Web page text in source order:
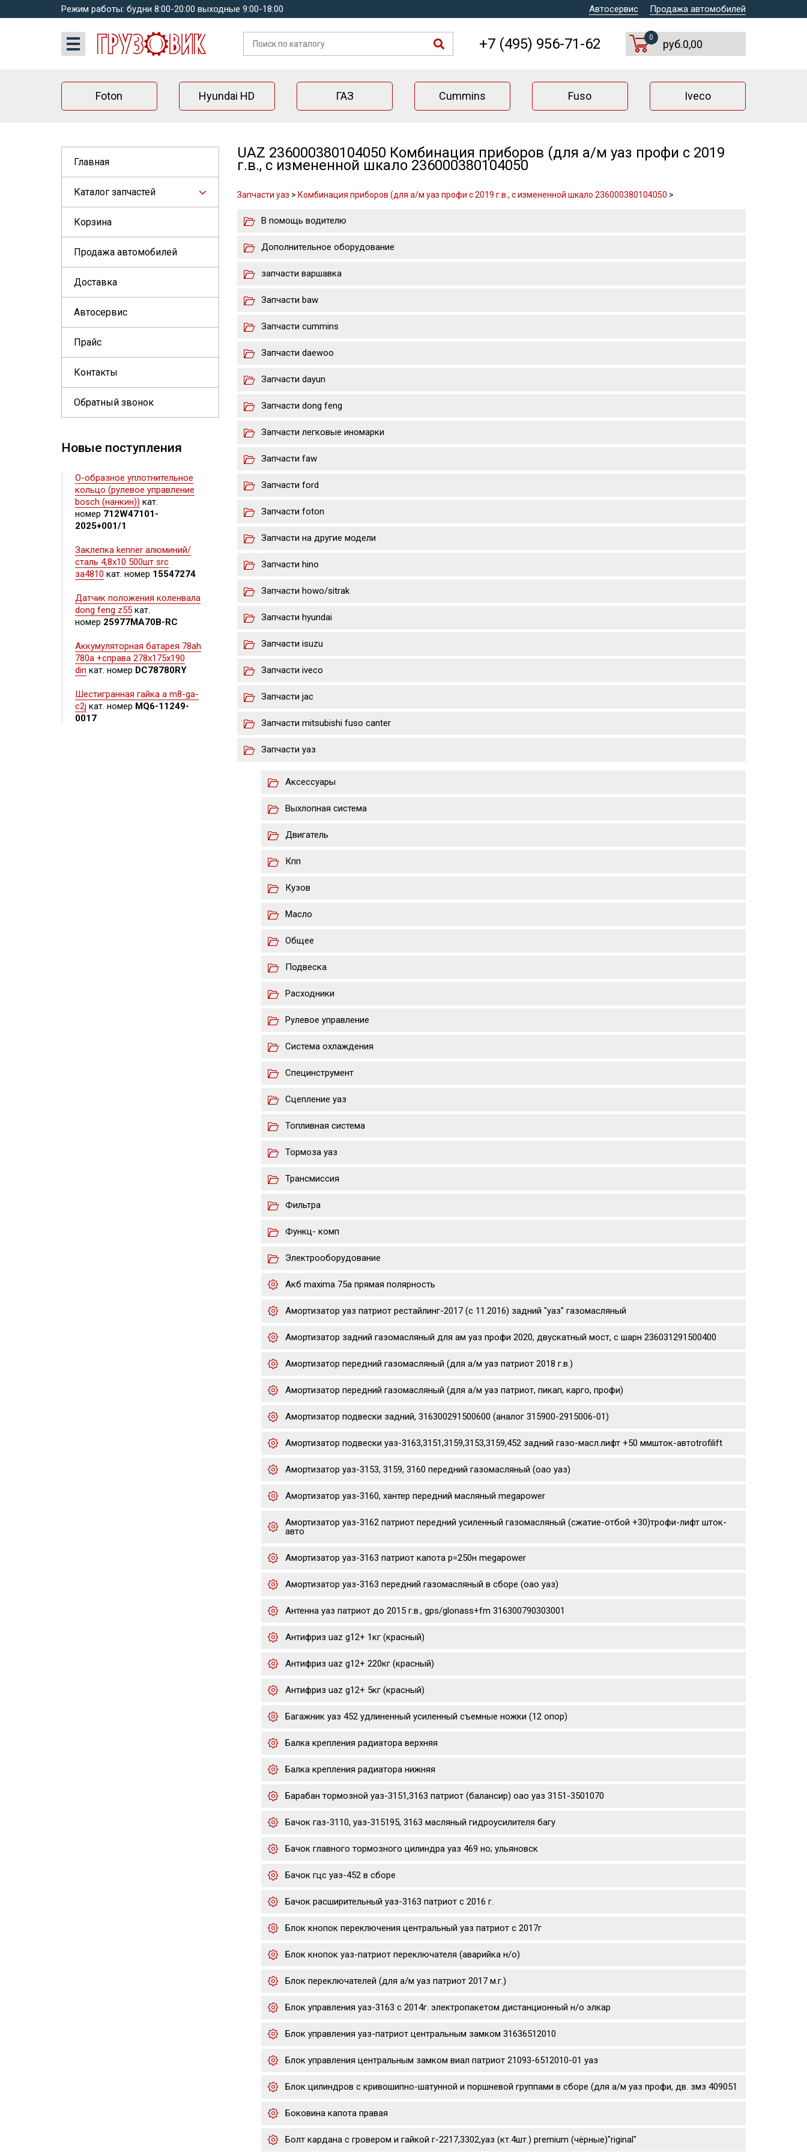
Режим работы: будни 8:00-20:00 выходные 9:00-18:00 Автосервис Продажа автомобилей
+7 (495) 956-71-62 0
руб.0,00
Foton Hyundai HD ГАЗ Cummins Fuso Iveco
Главная
Каталог запчастей
Корзина
Продажа автомобилей
Доставка
Автосервис
Прайс
Контакты
Обратный звонок
Новые поступления
О-образное уплотнительное
кольцо (рулевое управление
bosch (нанкин)) кат.
номер 712W47101-
2025+001/1
Заклепка kenner алюминий/
сталь 4,8х10 500шт src
за4810 кат. номер 15547274
Датчик положения коленвала
dong feng z55 кат.
номер 25977MA70B-RC
Аккумуляторная батарея 78ah
780a +справа 278x175x190
din кат. номер DC78780RY
Шестигранная гайка а m8-ga-
c2j кат. номер MQ6-11249-
0017
UAZ 236000380104050 Комбинация приборов (для а/м уаз профи с 2019
г.в., с измененной шкало 236000380104050
Запчасти уаз > Комбинация приборов (для а/м уаз профи с 2019 г.в., с измененной шкало 236000380104050 >
В помощь водителю
Дополнительное оборудование
запчасти варшавка
Запчасти baw
Запчасти cummins
Запчасти daewoo
Запчасти dayun
Запчасти dong feng
Запчасти легковые иномарки
Запчасти faw
Запчасти ford
Запчасти foton
Запчасти на другие модели
Запчасти hino
Запчасти howo/sitrak
Запчасти hyundai
Запчасти isuzu
Запчасти iveco
Запчасти jac
Запчасти mitsubishi fuso canter
Запчасти уаз
Аксессуары
Выхлопная система
Двигатель
Кпп
Кузов
Масло
Общее
Подвеска
Расходники
Рулевое управление
Система охлаждения
Специнструмент
Сцепление уаз
Топливная система
Тормоза уаз
Трансмиссия
Фильтра
Функц- комп
Электрооборудование
Акб maxima 75a прямая полярность
Амортизатор уаз патриот рестайлинг-2017 (с 11.2016) задний "уаз" газомасляный
Амортизатор задний газомасляный для ам уаз профи 2020, двускатный мост, с шарн 236031291500400
Амортизатор передний газомасляный (для а/м уаз патриот 2018 г.в.)
Амортизатор передний газомасляный (для а/м уаз патриот, пикап, карго, профи)
Амортизатор подвески задний, 316300291500600 (аналог 315900-2915006-01)
Амортизатор подвески уаз-3163,3151,3159,3153,3159,452 задний газо-масл.лифт +50 ммшток-автоtrofilift
Амортизатор уаз-3153, 3159, 3160 передний газомасляный (оао уаз)
Амортизатор уаз-3160, хантер передний масляный megapower
Амортизатор уаз-3162 патриот передний усиленный газомасляный (сжатие-отбой +30)трофи-лифт шток-
авто
Амортизатор уаз-3163 патриот капота р=250н megapower
Амортизатор уаз-3163 передний газомасляный в сборе (оао уаз)
Антенна уаз патриот до 2015 г.в., gps/glonass+fm 316300790303001
Антифриз uaz g12+ 1кг (красный)
Антифриз uaz g12+ 220кг (красный)
Антифриз uaz g12+ 5кг (красный)
Багажник уаз 452 удлиненный усиленный съемные ножки (12 опор)
Балка крепления радиатора верхняя
Балка крепления радиатора нижняя
Барабан тормозной уаз-3151,3163 патриот (балансир) оао уаз 3151-3501070
Бачок газ-3110, уаз-315195, 3163 масляный гидроусилителя багу
Бачок главного тормозного цилиндра уаз 469 но; ульяновск
Бачок гцс уаз-452 в сборе
Бачок расширительный уаз-3163 патриот с 2016 г.
Блок кнопок переключения центральный уаз патриот с 2017г
Блок кнопок уаз-патриот переключателя (аварийка н/о)
Блок переключателей (для а/м уаз патриот 2017 м.г.)
Блок управления уаз-3163 с 2014г. электропакетом дистанционный н/о элкар
Блок управления уаз-патриот центральным замком 31636512010
Блок управления центральным замком виал патриот 21093-6512010-01 уаз
Блок цилиндров с кривошипно-шатунной и поршневой группами в сборе (для а/м уаз профи, дв. змз 409051
Боковина капота правая
Болт кардана с гровером и гайкой г-2217,3302,уаз (кт.4шт.) premium (чёрные)"riginal"